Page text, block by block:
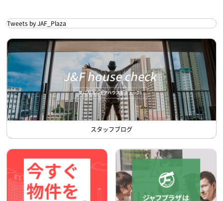
Tweets by JAF_Plaza
スタッフブログ